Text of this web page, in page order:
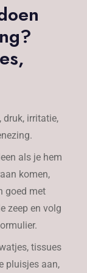
druk, irritatie,
als je hem
komen,
goed met
zeep en volg
tissues
pluisjes aan,